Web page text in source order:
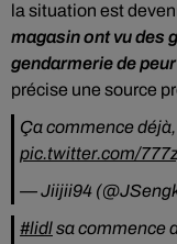
la situation est
magasin ont vu des
gendarmerie de
précise une source
Ça commence
pic.twitter.com/
— Jiijii94
#lidlsa commence